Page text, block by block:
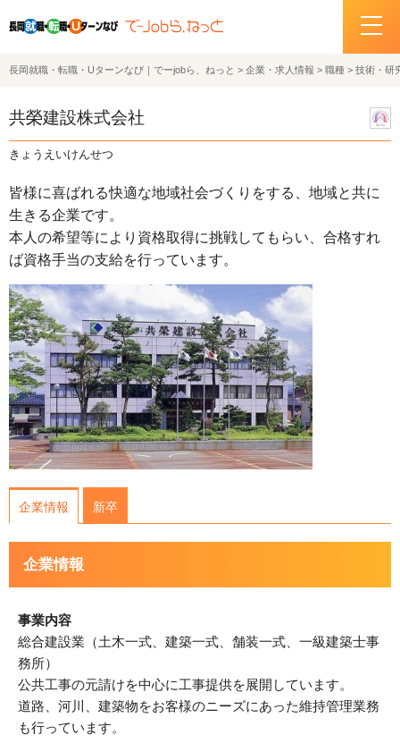
ホーム
イベント情報
サポートデスクの紹介
関連機関リンク
サイトポリシー
プライバシーポリシー
運営会社について
サイトマップ
長岡就職・転職・Uターンなび｜でーjobら、ねっと > 企業・求人情報 > 職種 > 技術・研
共榮建設株式会社
きょうえいけんせつ
皆様に喜ばれる快適な地域社会づくりをする、地域と共に
生きる企業です。
本人の希望等により資格取得に挑戦してもらい、合格すれ
ば資格手当の支給を行っています。
企業情報 新卒
企業情報
事業内容
総合建設業（土木一式、建築一式、舗装一式、一級建築士事
務所）
公共工事の元請けを中心に工事提供を展開しています。
道路、河川、建築物をお客様のニーズにあった維持管理業務
も行っています。